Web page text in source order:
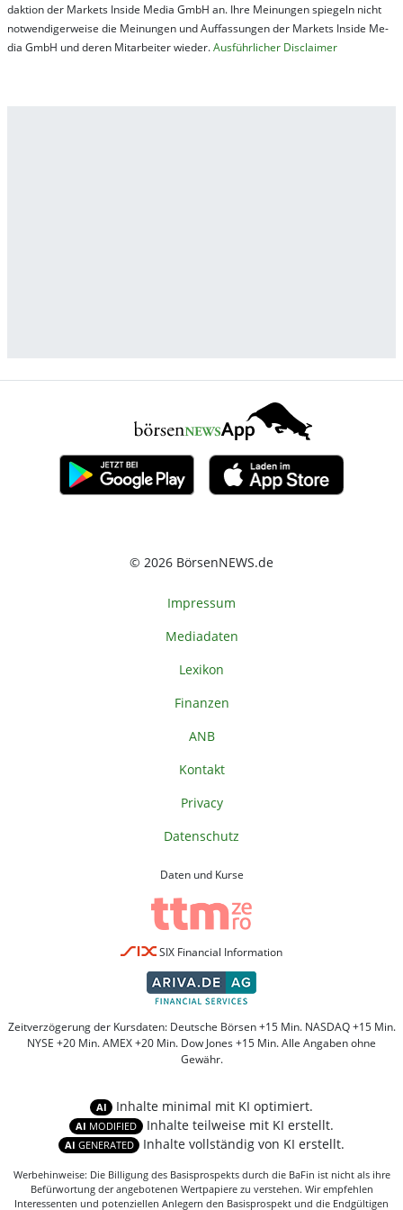
dak­tion der Mar­kets In­side Me­dia GmbH an. Ihre Mei­nung­en spie­geln nicht
not­wen­di­ger­wei­se die Mei­nung­en und Auf­fas­sung­en der Mar­kets In­side Me­
dia GmbH und de­ren Mit­ar­bei­ter wie­der.Aus­führ­lich­er Dis­clai­mer
© 2026 BörsenNEWS.de
Impressum
Mediadaten
Lexikon
Finanzen
ANB
Kontakt
Privacy
Datenschutz
Daten und Kurse
SIX Financial Information
Zeitverzögerung der Kursdaten: Deutsche Börsen +15 Min. NASDAQ +15 Min.
NYSE +20 Min. AMEX +20 Min. Dow Jones +15 Min. Alle Angaben ohne
Gewähr.
AI Inhalte minimal mit KI optimiert.
AI MODIFIED Inhalte teilweise mit KI erstellt.
AI GENERATED Inhalte vollständig von KI erstellt.
Werbehinweise: Die Billigung des Basisprospekts durch die BaFin ist nicht als ihre
Befürwortung der angebotenen Wertpapiere zu verstehen. Wir empfehlen
Interessenten und potenziellen Anlegern den Basisprospekt und die Endgültigen